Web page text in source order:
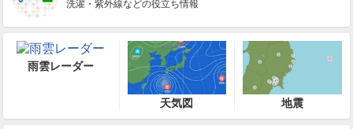
洗濯・紫外線などの役立ち情報
雨雲レーダー
天気図 地震